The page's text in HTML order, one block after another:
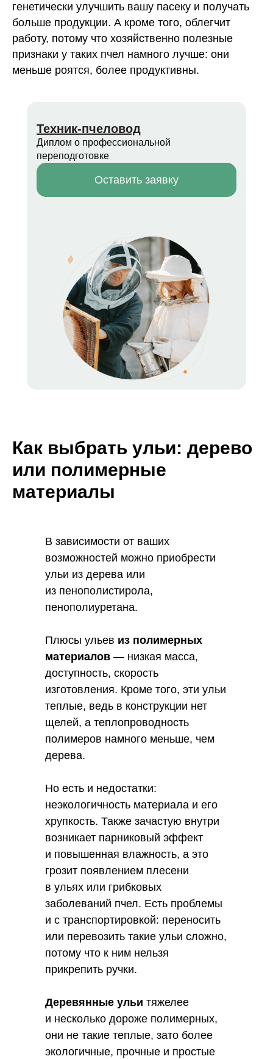
генетически улучшить вашу пасеку и получать
больше продукции. А кроме того, облегчит
работу, потому что хозяйственно полезные
признаки у таких пчел намного лучше: они
меньше роятся, более продуктивны.
Техник-пчеловод
Диплом о профессиональной
переподготовке
Оставить заявку
Как выбрать ульи: дерево
или полимерные
материалы
В зависимости от ваших
возможностей можно приобрести
ульи из дерева или
из пенополистирола,
пенополиуретана.
Плюсы ульев из полимерных
материалов — низкая масса,
доступность, скорость
изготовления. Кроме того, эти ульи
теплые, ведь в конструкции нет
щелей, а теплопроводность
полимеров намного меньше, чем
дерева.
Но есть и недостатки:
неэкологичность материала и его
хрупкость. Также зачастую внутри
возникает парниковый эффект
и повышенная влажность, а это
грозит появлением плесени
в ульях или грибковых
заболеваний пчел. Есть проблемы
и с транспортировкой: переносить
или перевозить такие ульи сложно,
потому что к ним нельзя
прикрепить ручки.
Деревянные ульи тяжелее
и несколько дороже полимерных,
они не такие теплые, зато более
экологичные, прочные и простые